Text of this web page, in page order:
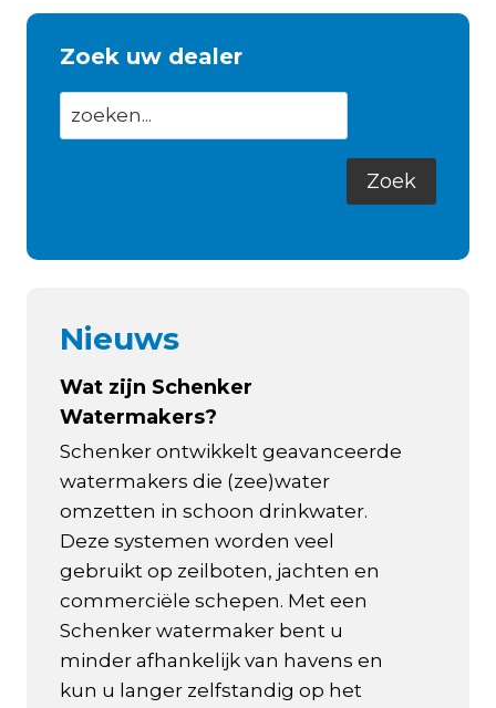
Zoek uw dealer
Nieuws
Wat zijn Schenker
Watermakers?
Schenker ontwikkelt geavanceerde
watermakers die (zee)water
omzetten in schoon drinkwater.
Deze systemen worden veel
gebruikt op zeilboten, jachten en
commerciële schepen. Met een
Schenker watermaker bent u
minder afhankelijk van havens en
kun u langer zelfstandig op het